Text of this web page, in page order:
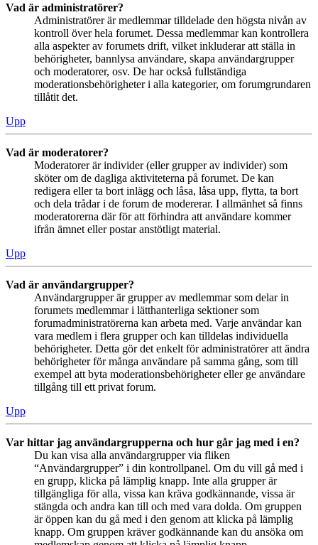
Vad är administratörer?
Administratörer är medlemmar tilldelade den högsta nivån av
kontroll över hela forumet. Dessa medlemmar kan kontrollera
alla aspekter av forumets drift, vilket inkluderar att ställa in
behörigheter, bannlysa användare, skapa användargrupper
och moderatorer, osv. De har också fullständiga
moderationsbehörigheter i alla kategorier, om forumgrundaren
tillåtit det.
Upp
Vad är moderatorer?
Moderatorer är individer (eller grupper av individer) som
sköter om de dagliga aktiviteterna på forumet. De kan
redigera eller ta bort inlägg och låsa, låsa upp, flytta, ta bort
och dela trådar i de forum de modererar. I allmänhet så finns
moderatorerna där för att förhindra att användare kommer
ifrån ämnet eller postar anstötligt material.
Upp
Vad är användargrupper?
Användargrupper är grupper av medlemmar som delar in
forumets medlemmar i lätthanterliga sektioner som
forumadministratörerna kan arbeta med. Varje användar kan
vara medlem i flera grupper och kan tilldelas individuella
behörigheter. Detta gör det enkelt för administratörer att ändra
behörigheter för många användare på samma gång, som till
exempel att byta moderationsbehörigheter eller ge användare
tillgång till ett privat forum.
Upp
Var hittar jag användargrupperna och hur går jag med i en?
Du kan visa alla användargrupper via fliken
“Användargrupper” i din kontrollpanel. Om du vill gå med i
en grupp, klicka på lämplig knapp. Inte alla grupper är
tillgängliga för alla, vissa kan kräva godkännande, vissa är
stängda och andra kan till och med vara dolda. Om gruppen
är öppen kan du gå med i den genom att klicka på lämplig
knapp. Om gruppen kräver godkännande kan du ansöka om